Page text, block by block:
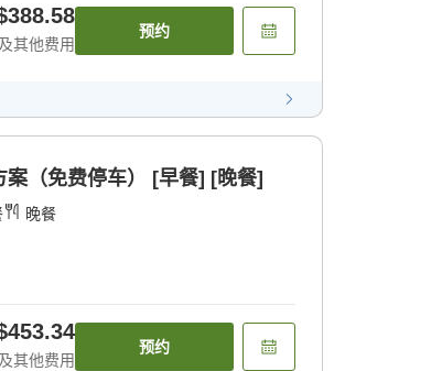
其他费用
预约
（免费停车） [早餐] [晚餐]
晚餐
其他费用
预约